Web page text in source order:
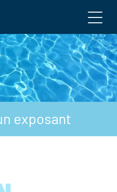
exposant